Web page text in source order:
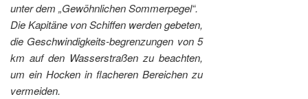
unter dem „Gewöhnlichen Sommerpegel“.
Die Kapitäne von Schiffen werden gebeten,
die Geschwindigkeits-begrenzungen von 5
km auf den Wasserstraßen zu beachten,
um ein Hocken in flacheren Bereichen zu
vermeiden.